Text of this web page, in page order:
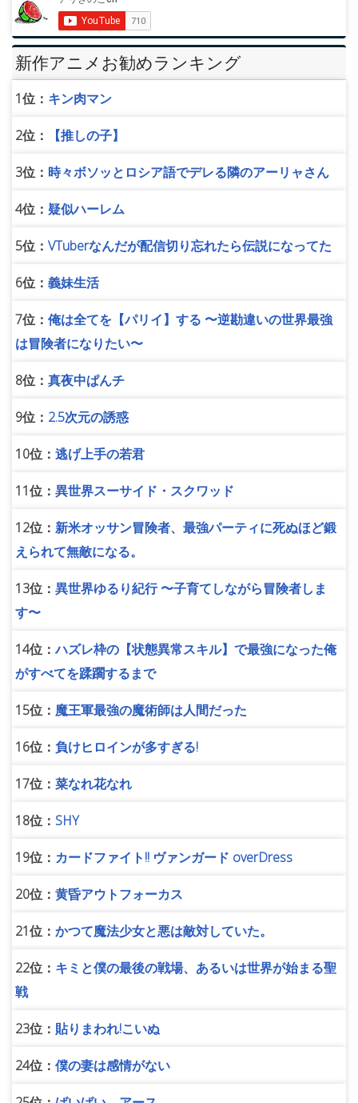
新作アニメお勧めランキング
1位： キン肉マン
2位： 【推しの子】
3位： 時々ボソッとロシア語でデレる隣のアーリャさん
4位： 疑似ハーレム
5位： VTuberなんだが配信切り忘れたら伝説になってた
6位： 義妹生活
7位： 俺は全てを【パリイ】する 〜逆勘違いの世界最強
は冒険者になりたい〜
8位： 真夜中ぱんチ
9位： 2.5次元の誘惑
10位： 逃げ上手の若君
11位： 異世界スーサイド・スクワッド
12位： 新米オッサン冒険者、最強パーティに死ぬほど鍛
えられて無敵になる。
13位： 異世界ゆるり紀行 〜子育てしながら冒険者しま
す〜
14位：ハズレ枠の【状態異常スキル】で最強になった俺
がすべてを蹂躙するまで
15位： 魔王軍最強の魔術師は人間だった
16位： 負けヒロインが多すぎる!
17位： 菜なれ花なれ
18位： SHY
19位： カードファイト!! ヴァンガード overDress
20位： 黄昏アウトフォーカス
21位： かつて魔法少女と悪は敵対していた。
22位： キミと僕の最後の戦場、あるいは世界が始まる聖
戦
23位： 貼りまわれ!こいぬ
24位： 僕の妻は感情がない